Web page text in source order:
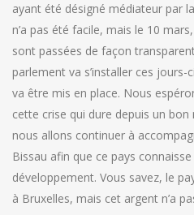
ayant été désigné médiateur par
n’a pas été facile, mais le 10
sont passées de façon
parlement va s’installer ces
va être mis en place. Nous
cette crise qui dure depuis un
nous allons continuer à
Bissau afin que ce pays
développement. Vous savez, le
à Bruxelles, mais cet argent n’a